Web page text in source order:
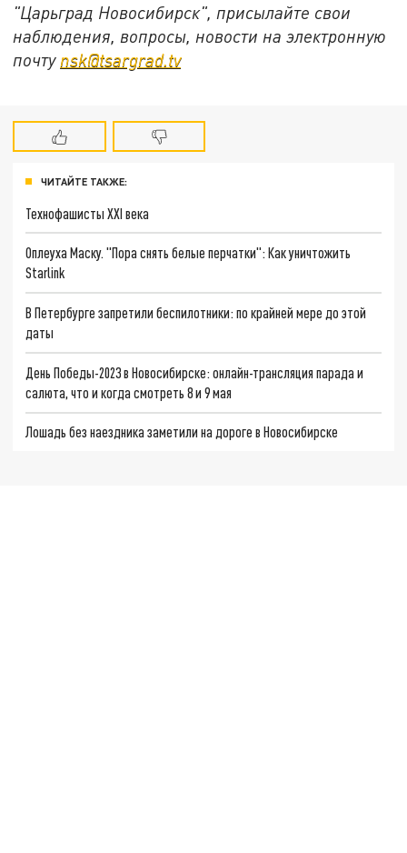
"Царьград Новосибирск", присылайте свои
наблюдения, вопросы, новости на электронную
почту nsk@tsargrad.tv
ЧИТАЙТЕ ТАКЖЕ:
Технофашисты XXI века
Оплеуха Маску. "Пора снять белые перчатки": Как уничтожить
Starlink
В Петербурге запретили беспилотники: по крайней мере до этой
даты
День Победы-2023 в Новосибирске: онлайн-трансляция парада и
салюта, что и когда смотреть 8 и 9 мая
Лошадь без наездника заметили на дороге в Новосибирске